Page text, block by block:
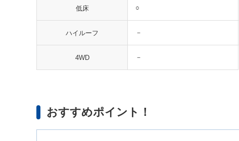
低床 ○
ハイルーフ －
4WD －
おすすめポイント！